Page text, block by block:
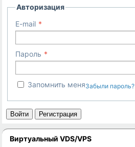
Авторизация
E-mail
Пароль
Запомнить меняЗабыли пароль?
Войти Регистрация
Виртуальный VDS/VPS